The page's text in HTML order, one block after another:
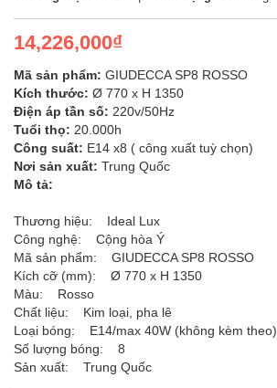
14,226,000₫
Mã sản phẩm: GIUDECCA SP8 ROSSO
Kích thước: Ø 770 x H 1350
Điện áp tần số: 220v/50Hz
Tuổi thọ: 20.000h
Công suất: E14 x8 ( công xuất tuỳ chọn)
Nơi sản xuất: Trung Quốc
Mô tả:
Thương hiệu: Ideal Lux
Công nghệ: Cộng hòa Ý
Mã sản phẩm: GIUDECCA SP8 ROSSO
Kích cỡ (mm): Ø 770 x H 1350
Màu: Rosso
Chất liệu: Kim loại, pha lê
Loại bóng: E14/max 40W (không kèm theo)
Số lượng bóng: 8
Sản xuất: Trung Quốc